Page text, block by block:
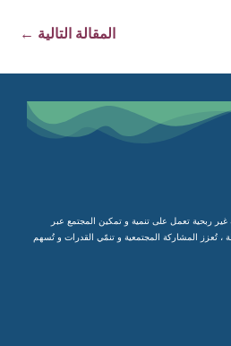
المقالة التالية ←
غير ربحية تعمل على تنمية و تمكين المجتمع عبر
، تُعزز المشاركة المجتمعية و تنمّي القدرات و تُسهم